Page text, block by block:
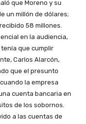
que Moreno y su
un millón de dólares;
58 millones.
en la audiencia,
que cumplir
Carlos Alarcón,
que el presunto
la empresa
cuenta bancaria en
de los sobornos.
a las cuentas de